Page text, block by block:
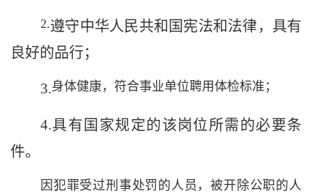
2.遵守中华人民共和国宪法和法律，具有
良好的品行；
3.身体健康，符合事业单位聘用体检标准；
4.具有 国家规定的该岗位所需的必要条
件。
因犯罪受过刑事处罚的人员，被开除公职的人